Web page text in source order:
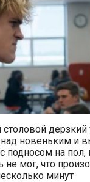
дерзкий
над новеньким и
подносом на
не мог, что
минут